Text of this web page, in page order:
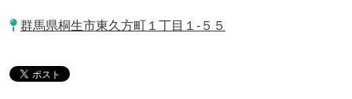
群馬県桐生市東久方町１丁目１-５５